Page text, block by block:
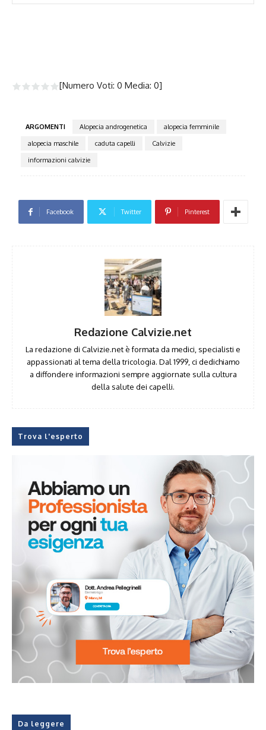
[Numero Voti: 0 Media: 0]
ARGOMENTI Alopecia androgenetica
alopecia femminile
alopecia maschile
caduta capelli
Calvizie
informazioni calvizie
Facebook Twitter Pinterest
Redazione Calvizie.net
La redazione di Calvizie.net è formata da medici, specialisti e
appassionati al tema della tricologia. Dal 1999, ci dedichiamo
a diffondere informazioni sempre aggiornate sulla cultura
della salute dei capelli.
Trova l'esperto
Da leggere